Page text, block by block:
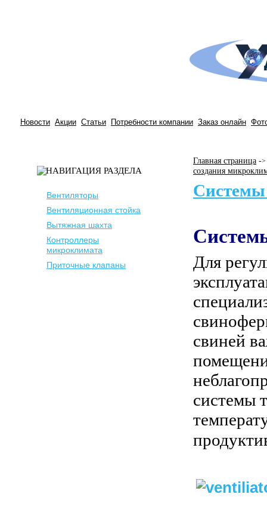
Новости Акции Статьи Потребности компании Заказ онлайн
Главная страница ->
создания
Вентиляторы
Вентиляционная стойка
Вытяжная шахта
Контроллеры
микроклимата
Приточные клапаны
Для
свиней
системы